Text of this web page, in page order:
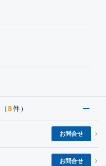
（8件）
お問合せ
お問合せ